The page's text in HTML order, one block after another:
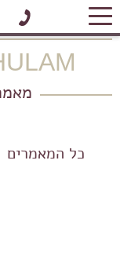
בית הרמת חזה
כל המאמרים